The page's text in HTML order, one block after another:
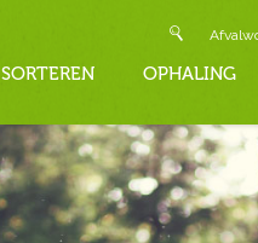
SORTEREN OPHALING